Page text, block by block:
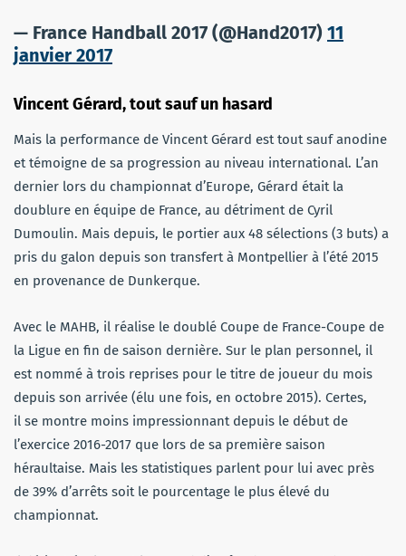
— France Handball 2017 (@Hand2017) 11
janvier 2017
Vincent Gérard, tout sauf un hasard
Mais la performance de Vincent Gérard est tout sauf anodine
et témoigne de sa progression au niveau international. L’an
dernier lors du championnat d’Europe, Gérard était la
doublure en équipe de France, au détriment de Cyril
Dumoulin. Mais depuis, le portier aux 48 sélections (3 buts) a
pris du galon depuis son transfert à Montpellier à l’été 2015
en provenance de Dunkerque.
Avec le MAHB, il réalise le doublé Coupe de France-Coupe de
la Ligue en fin de saison dernière. Sur le plan personnel, il
est nommé à trois reprises pour le titre de joueur du mois
depuis son arrivée (élu une fois, en octobre 2015). Certes,
il se montre moins impressionnant depuis le début de
l’exercice 2016-2017 que lors de sa première saison
héraultaise. Mais les statistiques parlent pour lui avec près
de 39% d’arrêts soit le pourcentage le plus élevé du
championnat.